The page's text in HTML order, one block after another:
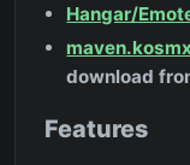
Hangar/
download
Features